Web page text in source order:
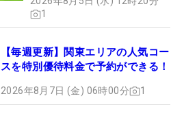
1
【毎週更新】関東エリアの人気コー
スを特別優待料金で予約ができる！
2026年8月7日 (金) 06時00分 1